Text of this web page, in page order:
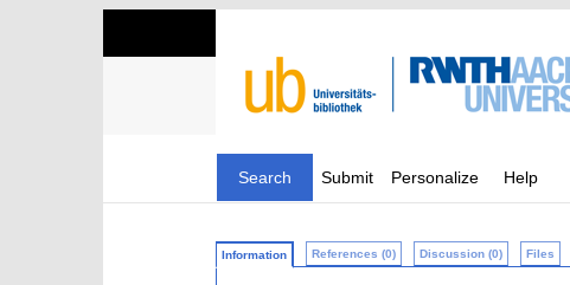
Search Submit Personalize Help
Information References (0) Discussion (0) Files